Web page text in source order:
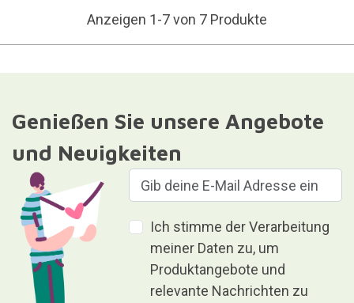
Anzeigen 1-7 von 7 Produkte
Genießen Sie unsere Angebote
und Neuigkeiten
Ich stimme der Verarbeitung
meiner Daten zu, um
Produktangebote und
relevante Nachrichten zu